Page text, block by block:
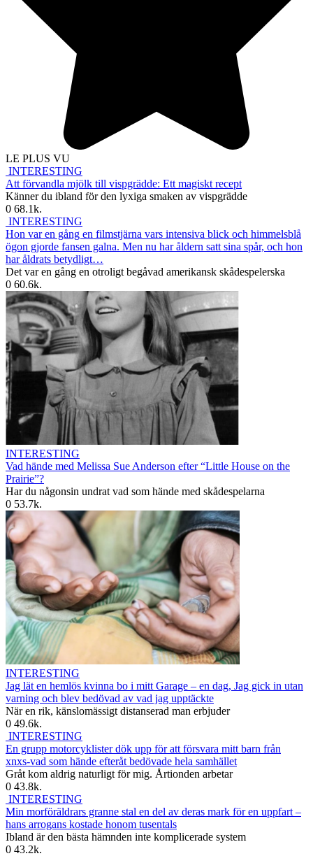
LE PLUS VU
INTERESTING
Att förvandla mjölk till vispgrädde: Ett magiskt recept
Känner du ibland för den lyxiga smaken av vispgrädde
0 68.1k.
INTERESTING
Hon var en gång en filmstjärna vars intensiva blick och himmelsblå
ögon gjorde fansen galna. Men nu har åldern satt sina spår, och hon
har åldrats betydligt…
Det var en gång en otroligt begåvad amerikansk skådespelerska
0 60.6k.
INTERESTING
Vad hände med Melissa Sue Anderson efter “Little House on the
Prairie”?
Har du någonsin undrat vad som hände med skådespelarna
0 53.7k.
INTERESTING
Jag lät en hemlös kvinna bo i mitt Garage – en dag, Jag gick in utan
varning och blev bedövad av vad jag upptäckte
När en rik, känslomässigt distanserad man erbjuder
0 49.6k.
INTERESTING
En grupp motorcyklister dök upp för att försvara mitt barn från
xnxs-vad som hände efteråt bedövade hela samhället
Gråt kom aldrig naturligt för mig. Årtionden arbetar
0 43.8k.
INTERESTING
Min morföräldrars granne stal en del av deras mark för en uppfart –
hans arrogans kostade honom tusentals
Ibland är den bästa hämnden inte komplicerade system
0 43.2k.